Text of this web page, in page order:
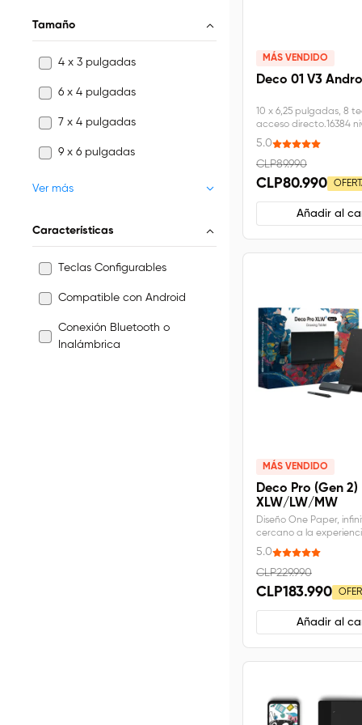
Tamaño
4 x 3 pulgadas
6 x 4 pulgadas
7 x 4 pulgadas
9 x 6 pulgadas
Ver más
Características
Teclas Configurables
Compatible con Android
Conexión Bluetooth o
Inalámbrica
MÁS VENDIDO
Deco 01 V3
10 x 6,25 pulgadas, 8
acceso directo.16384
presión,
frontal de 60
con Windows, Linux,
Mas OS, Android.
5.0
CLP89.990
CLP80.990
Añadir al
MÁS VENDIDO
Deco Pro (Gen 2)
XLW/LW/MW
Diseño One Paper,
cercano a la
de papel y bolígrafo.
ultrafino, parte trasera
reposa muñecas
Conectividad
5.0, 10 horas de
duración.
5.0
CLP229.990
CLP183.990
Añadir al